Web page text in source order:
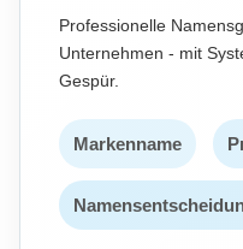
Professionelle
Unternehmen - mit
Gespür.
Markenname